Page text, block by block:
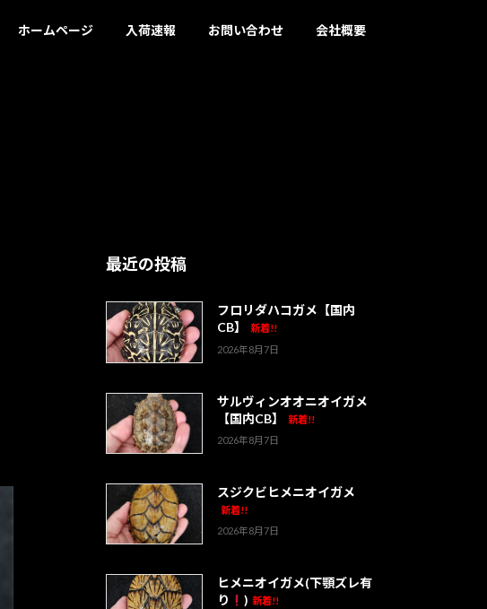
ホームページ 入荷速報 お問い合わせ 会社概要
最近の投稿
フロリダハコガメ【国内
CB】
新着!!
2026年8月7日
サルヴィンオオニオイガメ
【国内CB】
新着!!
2026年8月7日
スジクビヒメニオイガメ
新着!!
2026年8月7日
ヒメニオイガメ(下顎ズレ有
り
) 新着!!